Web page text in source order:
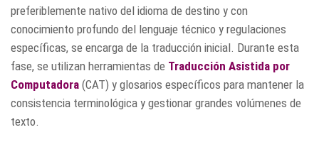
preferiblemente nativo del idioma de destino y con
conocimiento profundo del lenguaje técnico y regulaciones
específicas, se encarga de la traducción inicial. Durante esta
fase, se utilizan herramientas de Traducción Asistida por
Computadora (CAT) y glosarios específicos para mantener la
consistencia terminológica y gestionar grandes volúmenes de
texto.